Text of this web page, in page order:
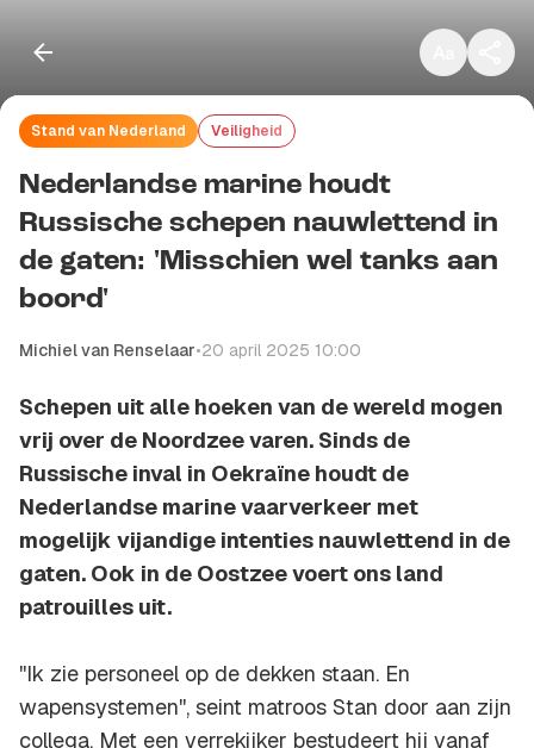
Stand van Nederland Veiligheid
Nederlandse marine houdt
Russische schepen nauwlettend in
de gaten: 'Misschien wel tanks aan
boord'
Michiel van Renselaar•20 april 2025 10:00
Schepen uit alle hoeken van de wereld mogen
vrij over de Noordzee varen. Sinds de
Russische inval in Oekraïne houdt de
Nederlandse marine vaarverkeer met
mogelijk vijandige intenties nauwlettend in de
gaten. Ook in de Oostzee voert ons land
patrouilles uit.
''Ik zie personeel op de dekken staan. En
wapensystemen'', seint matroos Stan door aan zijn
collega. Met een verrekijker bestudeert hij vanaf